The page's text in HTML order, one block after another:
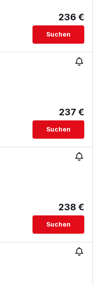
236 €
Suchen
237 €
Suchen
238 €
Suchen